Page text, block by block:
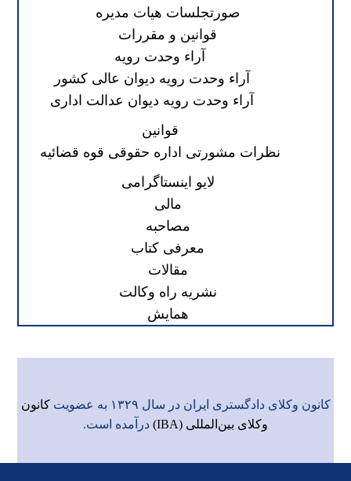
صورتجلسات هیات مدیره
قوانین و مقررات
آراء وحدت رویه
آراء وحدت رویه دیوان عالی کشور
آراء وحدت رویه دیوان عدالت اداری
قوانین
نظرات مشورتی اداره حقوقی قوه قضائیه
لایو اینستاگرامی
مالی
مصاحبه
معرفی کتاب
مقالات
نشریه راه وکالت
همایش
کانون وکلای دادگستری ایران در سال ۱۳۲۹ به عضویت
کانون
وکلای بین‌المللی (IBA)
درآمده است.